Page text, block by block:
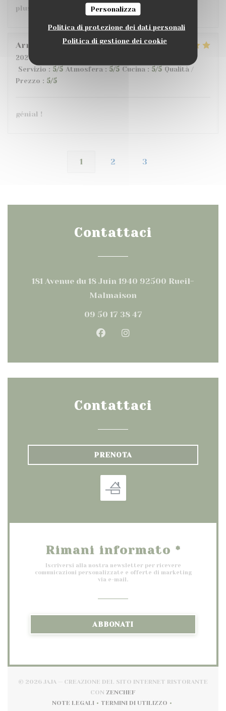
Personalizza
Politica di protezione dei dati personali
Politica di gestione dei cookie
plusieurs ambiances et une grande terrasse.
Armand
2026-07-10
Servizio : 5/5 Atmosfera : 5/5 Cucina : 5/5 Qualità /
Prezzo : 5/5
génial !
1 2 3
Contattaci
181 Avenue du 18 Juin 1940 92500 Rueil-
Malmaison
09 50 17 38 47
Facebook ((apre una
Contattaci
PRENOTA
Rimani informato *
Iscriversi alla nostra newsletter per ricevere
comunicazioni personalizzate e offerte di marketing
via e-mail.
ABBONATI
© 2026 JAJA — CREAZIONE DEL SITO INTERNET RISTORANTE
CON ZENCHEF
NOTE LEGALI
TERMINI DI UTILIZZO